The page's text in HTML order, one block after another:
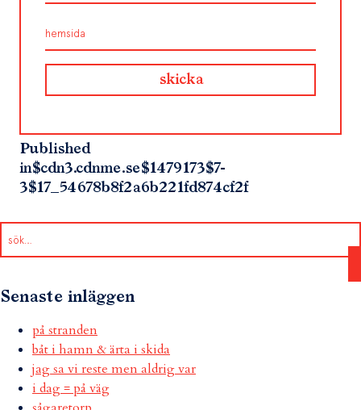
Published
in$cdn3.cdnme.se$1479173$7-
3$17_54678b8f2a6b221fd874cf2f
Senaste inläggen
på stranden
båt i hamn & ärta i skida
jag sa vi reste men aldrig var
i dag = på väg